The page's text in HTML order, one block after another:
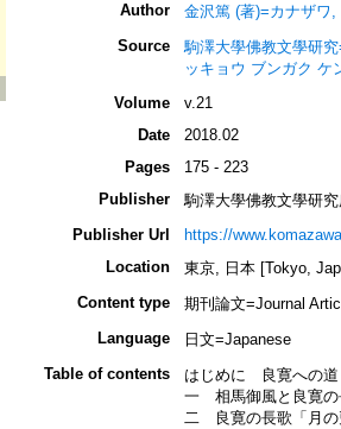
Author
金沢篤 (著)=カナザワ,
Source
駒澤大學佛教文學研
ッキョウ ブンガク ケ
Volume
v.21
Date
2018.02
Pages
175 - 223
Publisher
駒澤大學佛教文學研
Publisher Url
https://
Location
東京, 日本 [Tokyo,
Content type
期刊論文=Journal
Language
日文=Japanese
Table of contents
はじめに 良寛への道
一 相馬御風と良寛の
二 良寛の長歌「月の